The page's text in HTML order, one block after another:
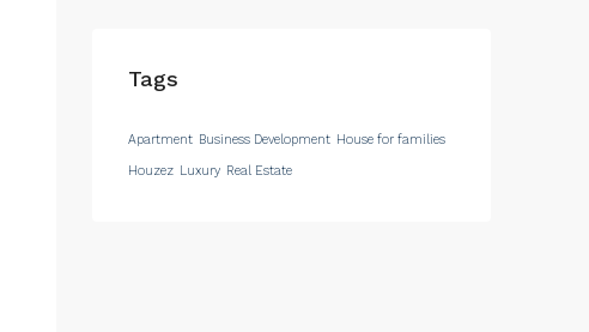
Tags
Apartment Business Development House for families
Houzez Luxury Real Estate